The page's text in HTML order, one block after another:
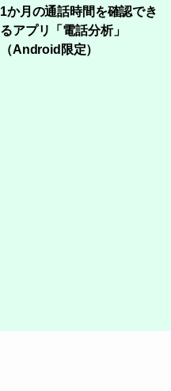
1か月の通話時間を確認でき
るアプリ「電話分析」
（Android限定）